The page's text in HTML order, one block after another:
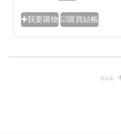
✚我要購物 ☑購買結帳